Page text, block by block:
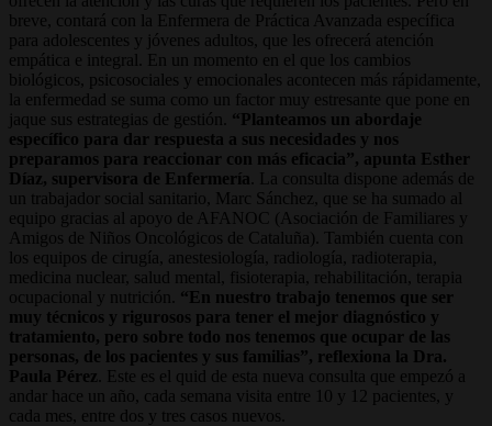
breve, contará con la Enfermera de Práctica Avanzada específica
para adolescentes y jóvenes adultos, que les ofrecerá atención
empática e integral. En un momento en el que los cambios
biológicos, psicosociales y emocionales acontecen más rápidamente,
la enfermedad se suma como un factor muy estresante que pone en
jaque sus estrategias de gestión. “Planteamos un abordaje
específico para dar respuesta a sus necesidades y nos
preparamos para reaccionar con más eficacia”, apunta Esther
Díaz, supervisora de Enfermería . La consulta dispone además de
un trabajador social sanitario, Marc Sánchez, que se ha sumado al
equipo gracias al apoyo de AFANOC (Asociación de Familiares y
Amigos de Niños Oncológicos de Cataluña). También cuenta con
los equipos de cirugía, anestesiología, radiología, radioterapia,
medicina nuclear, salud mental, fisioterapia, rehabilitación, terapia
ocupacional y nutrición. “En nuestro trabajo tenemos que ser
muy técnicos y rigurosos para tener el mejor diagnóstico y
tratamiento, pero sobre todo nos tenemos que ocupar de las
personas, de los pacientes y sus familias”, reflexiona la Dra.
Paula Pérez . Este es el quid de esta nueva consulta que empezó a
andar hace un año, cada semana visita entre 10 y 12 pacientes, y
cada mes, entre dos y tres casos nuevos.